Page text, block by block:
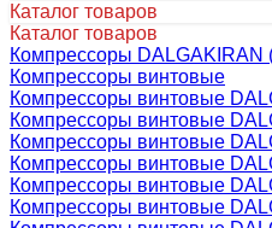
Каталог товаров
Каталог товаров
Компрессоры
Компрессоры винтовые
Компрессоры винтовые
Компрессоры винтовые
Компрессоры винтовые
Компрессоры винтовые
Компрессоры винтовые
Компрессоры винтовые